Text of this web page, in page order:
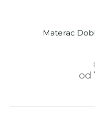
Materac
od